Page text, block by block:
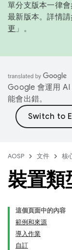
單分支版本一律
最新版本。詳情請
更 」。
Google 會運用 AI
能會出錯。
AOSP 文件 核
裝置類
這個頁面中的內容
範例和來源
導入作業
自訂